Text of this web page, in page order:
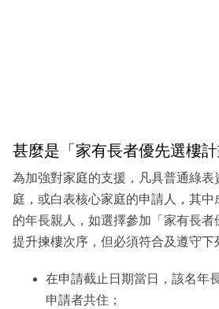
甚麼是「家有長者優先選樓
為加強對家庭的支援，凡具普通綠表
庭，或白表核心家庭的申請人，其
的年長親人，如選擇參加「家有長
提升揀樓次序，但必須符合及遵守下
在申請截止日期當日，該名年
申請者共住；